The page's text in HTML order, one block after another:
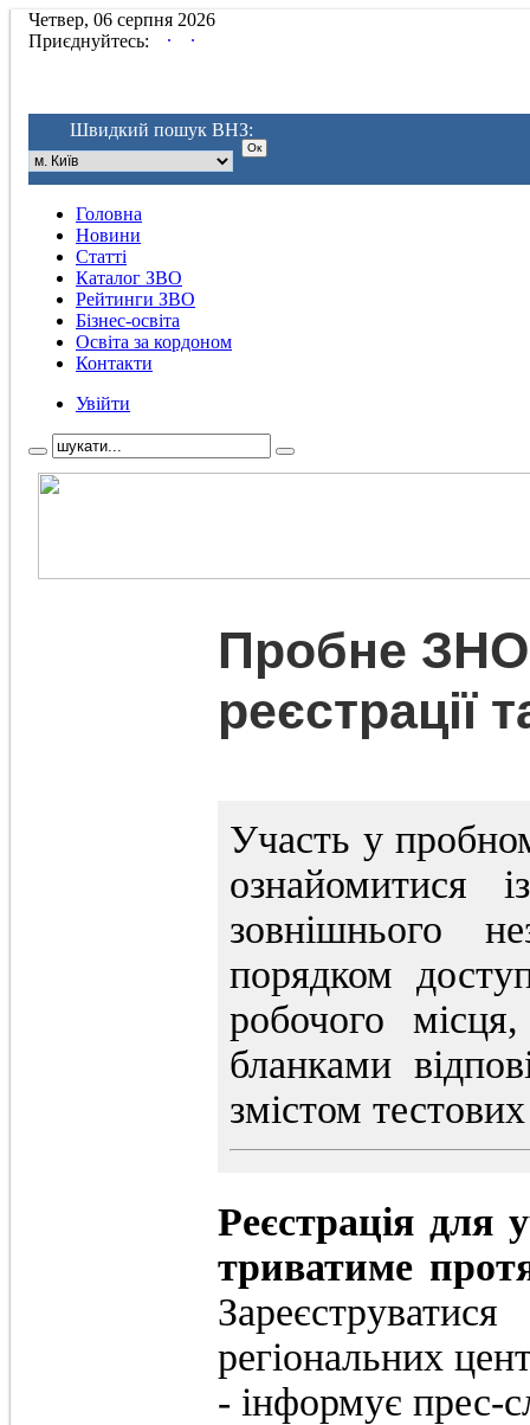
Четвер, 06 серпня 2026
Приєднуйтесь:
. .
Швидкий пошук ВНЗ:
Головна
Новини
Статті
Каталог ЗВО
Рейтинги ЗВО
Бізнес-освіта
Освіта за кордоном
Контакти
Увійти
Пробне
реєстрації
Участь у
ознайомитися
зовнішнього
порядком
робочого
бланками
змістом
Реєстрація для
триватиме
регіональних
- інформує